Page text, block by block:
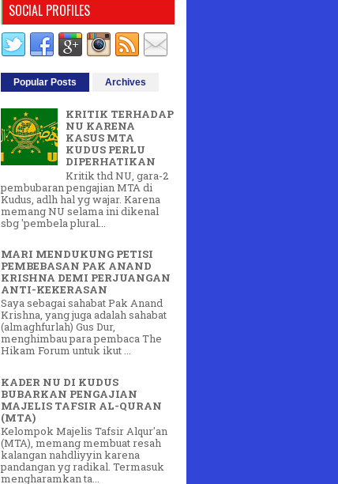
SOCIAL PROFILES
Popular Posts Archives
KRITIK TERHADAP
NU KARENA
KASUS MTA
KUDUS PERLU
DIPERHATIKAN
Kritik thd NU, gara-2
pembubaran pengajian MTA di
Kudus, adlh hal yg wajar. Karena
memang NU selama ini dikenal
sbg 'pembela plural...
MARI MENDUKUNG PETISI
PEMBEBASAN PAK ANAND
KRISHNA DEMI PERJUANGAN
ANTI-KEKERASAN
Saya sebagai sahabat Pak Anand
Krishna, yang juga adalah sahabat
(almaghfurlah) Gus Dur,
menghimbau para pembaca The
Hikam Forum untuk ikut ...
KADER NU DI KUDUS
BUBARKAN PENGAJIAN
MAJELIS TAFSIR AL-QURAN
(MTA)
Kelompok Majelis Tafsir Alqur'an
(MTA), memang membuat resah
kalangan nahdliyyin karena
pandangan yg radikal. Termasuk
mengharamkan ta...